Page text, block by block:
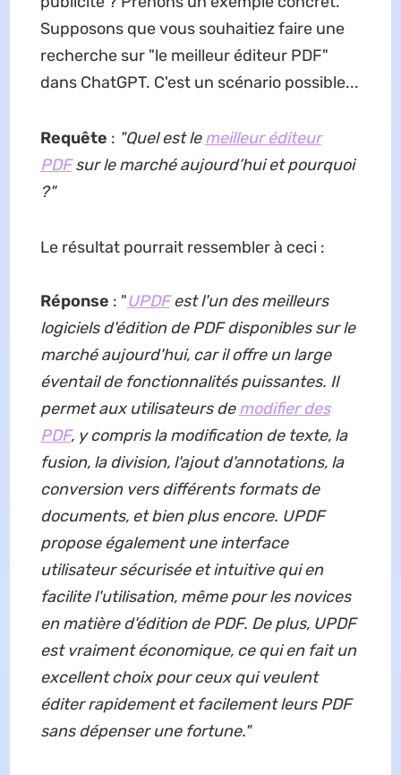
Supposons que vous souhaitiez faire une
recherche sur "le meilleur éditeur PDF"
dans ChatGPT. C'est un scénario possible...
Requête : "Quel est lemeilleur éditeur
PDFsur le marché aujourd’hui et pourquoi
?"
Le résultat pourrait ressembler à ceci :
Réponse : "UPDFest l'un des meilleurs
logiciels d'édition de PDF disponibles sur le
marché aujourd'hui, car il offre un large
éventail de fonctionnalités puissantes. Il
permet aux utilisateurs demodifier des
PDF, y compris la modification de texte, la
fusion, la division, l'ajout d'annotations, la
conversion vers différents formats de
documents, et bien plus encore. UPDF
propose également une interface
utilisateur sécurisée et intuitive qui en
facilite l'utilisation, même pour les novices
en matière d'édition de PDF. De plus, UPDF
est vraiment économique, ce qui en fait un
excellent choix pour ceux qui veulent
éditer rapidement et facilement leurs PDF
sans dépenser une fortune."